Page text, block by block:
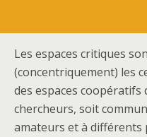
Les espaces critiques
(concentriquement) les
des espaces
chercheurs, soit
amateurs et à différents